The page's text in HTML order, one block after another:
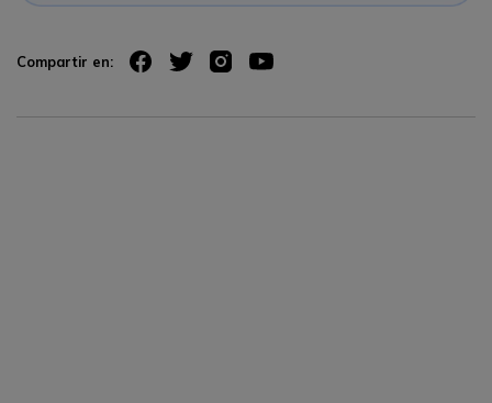
Compartir en: